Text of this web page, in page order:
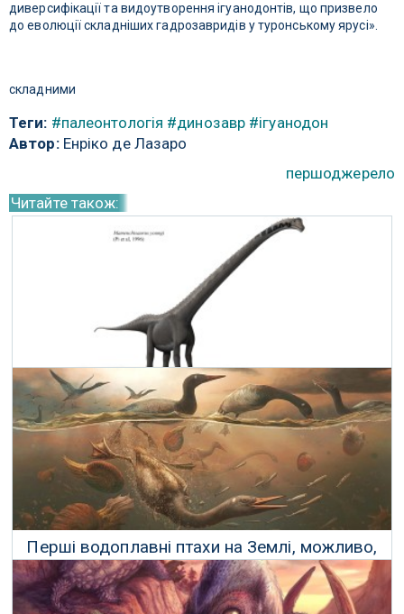
диверсифікації та видоутворення ігуанодонтів, що призвело
до еволюції складніших гадрозавридів у туронському ярусі».
складними
Теги: #палеонтологія #динозавр #ігуанодон
Автор:Енріко де Лазаро
першоджерело
Читайте також:
Відкрито новий вид травоїдних динозаврів
01 Вересня 2025 р.
Перші водоплавні птахи на Землі, можливо,
жили в Антарктиді 69 мільйонів років тому
08 Лютого 2025 р.